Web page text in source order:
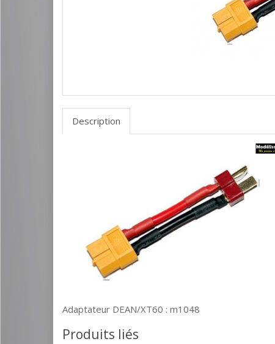
Description
Adaptateur DEAN/XT60 : m1048
Produits liés